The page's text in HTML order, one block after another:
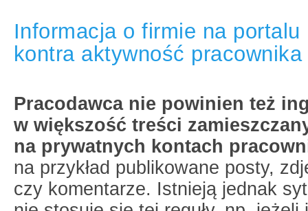
Informacja o firmie na portalu
kontra aktywność
Pracodawca nie powinien też
w większość treści
na prywatnych kontach
na przykład publikowane posty,
czy komentarze. Istnieją jednak